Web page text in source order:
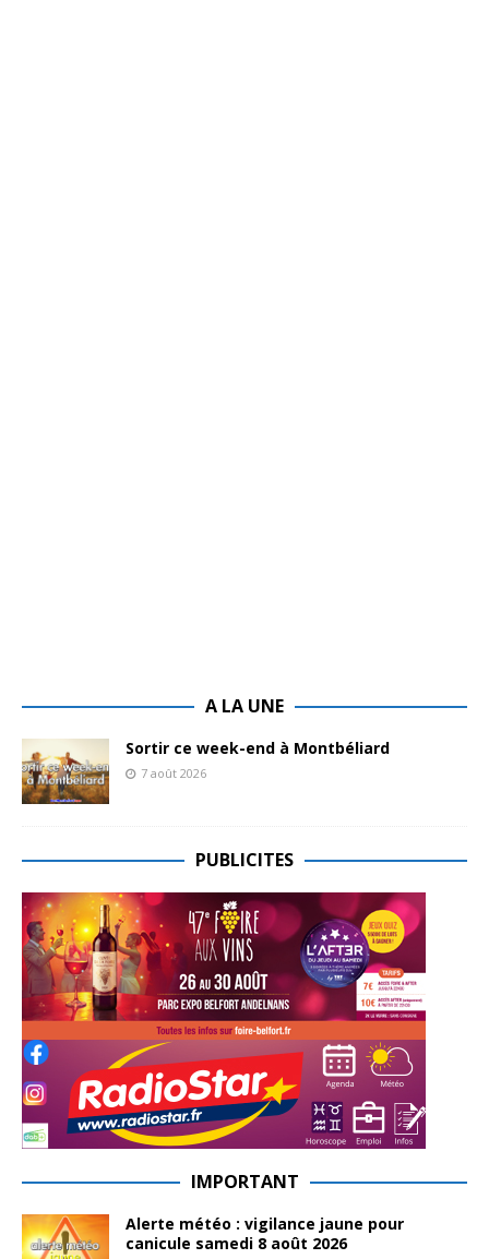
A LA UNE
Sortir ce week-end à Montbéliard
7 août 2026
PUBLICITES
IMPORTANT
Alerte météo : vigilance jaune pour
canicule samedi 8 août 2026